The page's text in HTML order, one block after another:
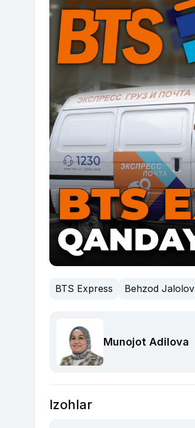
BTS Express Behzod Jalolov
Munojot Adilova
Izohlar